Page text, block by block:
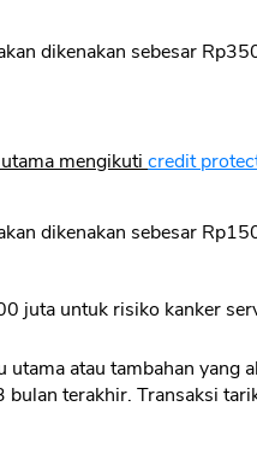
dikenakan sebesar
mengikuti credit
dikenakan sebesar
juta untuk risiko kanker
atau tambahan yang
terakhir. Transaksi